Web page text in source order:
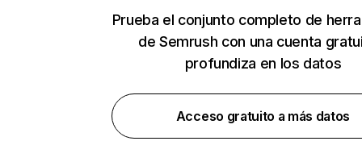
Prueba el conjunto completo de
de Semrush con una cuenta
profundiza en los datos
Acceso gratuito a más datos